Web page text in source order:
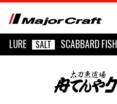
LURE SALT SCABBARD FISH